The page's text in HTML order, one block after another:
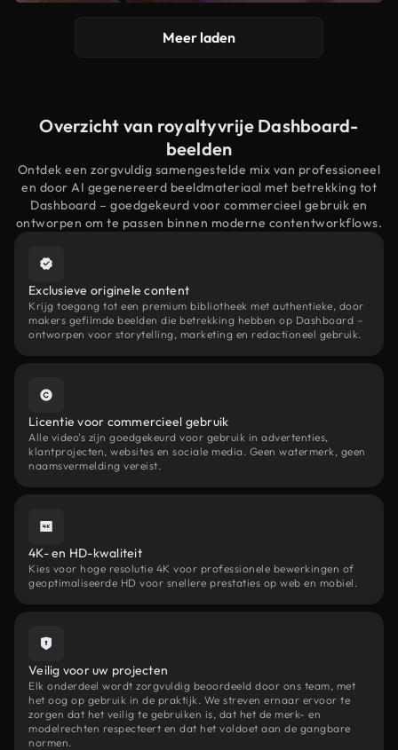
Meer laden
Overzicht van royaltyvrije Dashboard-
beelden
Ontdek een zorgvuldig samengestelde mix van professioneel
en door AI gegenereerd beeldmateriaal met betrekking tot
Dashboard – goedgekeurd voor commercieel gebruik en
ontworpen om te passen binnen moderne contentworkflows.
Exclusieve originele content
Krijg toegang tot een premium bibliotheek met authentieke, door
makers gefilmde beelden die betrekking hebben op Dashboard –
ontworpen voor storytelling, marketing en redactioneel gebruik.
Licentie voor commercieel gebruik
Alle video's zijn goedgekeurd voor gebruik in advertenties,
klantprojecten, websites en sociale media. Geen watermerk, geen
naamsvermelding vereist.
4K- en HD-kwaliteit
Kies voor hoge resolutie 4K voor professionele bewerkingen of
geoptimaliseerde HD voor snellere prestaties op web en mobiel.
Veilig voor uw projecten
Elk onderdeel wordt zorgvuldig beoordeeld door ons team, met
het oog op gebruik in de praktijk. We streven ernaar ervoor te
zorgen dat het veilig te gebruiken is, dat het de merk- en
modelrechten respecteert en dat het voldoet aan de gangbare
normen.